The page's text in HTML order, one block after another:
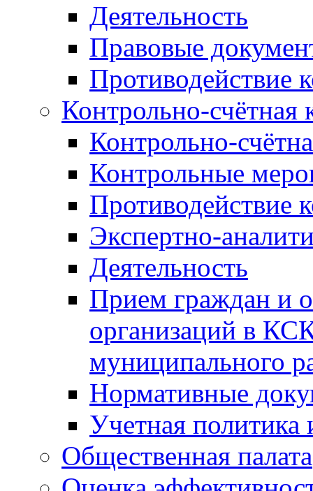
Деятельность
Правовые
Противодействие
Контрольно-счётная
Контрольно-
Контрольные
Противодействие
Экспертно-
Деятельность
Прием граждан и
организаций в
муниципального
Нормативные
Учетная политика
Общественная палата